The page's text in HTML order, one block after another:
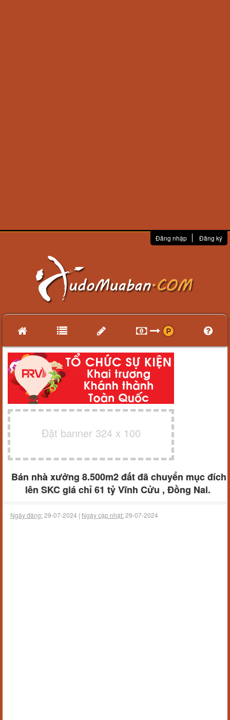
Đăng nhập Đăng ký
Đặt banner 324 x 100
Bán nhà xưởng 8.500m2 đất đã chuyển mục đích
lên SKC giá chỉ 61 tỷ Vĩnh Cửu , Đồng Nai.
Ngày đăng:29-07-2024 | Ngày cập nhật:29-07-2024